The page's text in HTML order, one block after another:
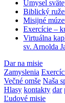
Úmysel
Biblický
Misijné
Exercície –
Virtuálna
sv. Arnolda
Dar na misie
Zamyslenia
Večné omše Naša
Hlasy kontakty dar
Ľudové misie